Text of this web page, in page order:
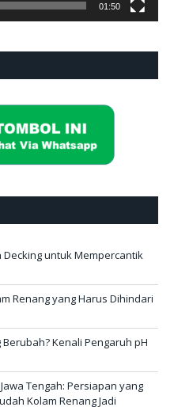
01:50
untuk Mempercantik
Renang yang Harus Dihindari
Kenali Pengaruh pH
Tengah: Persiapan yang
Kolam Renang Jadi